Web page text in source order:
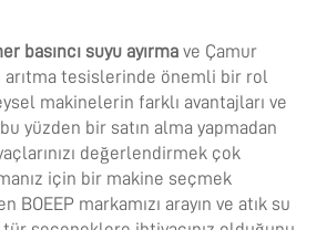
basıncı suyu ayırma ve Çamur
arıtma tesislerinde önemli bir rol
makinelerin farklı avantajları ve
yüzden bir satın alma yapmadan
değerlendirmek çok
için bir makine seçmek
markamızı arayın ve atık su